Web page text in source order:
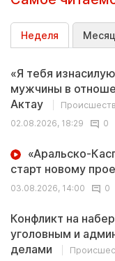
Неделя Месяц
«Я тебя
мужчины в
Актау
02.08.2026, 18:29
0
«Аральско-
старт новому
03.08.2026, 14:00
0
Конфликт на
уголовным и
делами